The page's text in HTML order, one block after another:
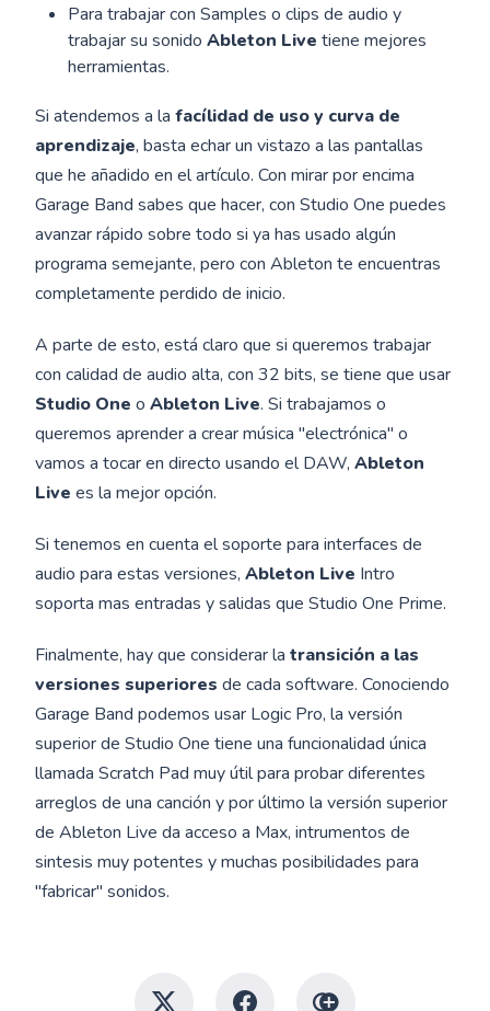
Para trabajar con Samples o clips de audio y
trabajar su sonidoAbleton Live tiene mejores
herramientas.
Si atendemos a lafacílidad de uso y curva de
aprendizaje, basta echar un vistazo a las pantallas
que he añadido en el artículo. Con mirar por encima
Garage Band sabes que hacer, con Studio One puedes
avanzar rápido sobre todo si ya has usado algún
programa semejante, pero con Ableton te encuentras
completamente perdido de inicio.
A parte de esto, está claro que si queremos trabajar
con calidad de audio alta, con 32 bits, se tiene que usar
Studio One oAbleton Live. Si trabajamos o
queremos aprender a crear música "electrónica" o
vamos a tocar en directo usando el DAW,Ableton
Live es la mejor opción.
Si tenemos en cuenta el soporte para interfaces de
audio para estas versiones,Ableton Live Intro
soporta mas entradas y salidas que Studio One Prime.
Finalmente, hay que considerar latransición a las
versiones superiores de cada software. Conociendo
Garage Band podemos usar Logic Pro, la versión
superior de Studio One tiene una funcionalidad única
llamada Scratch Pad muy útil para probar diferentes
arreglos de una canción y por último la versión superior
de Ableton Live da acceso a Max, intrumentos de
sintesis muy potentes y muchas posibilidades para
"fabricar" sonidos.